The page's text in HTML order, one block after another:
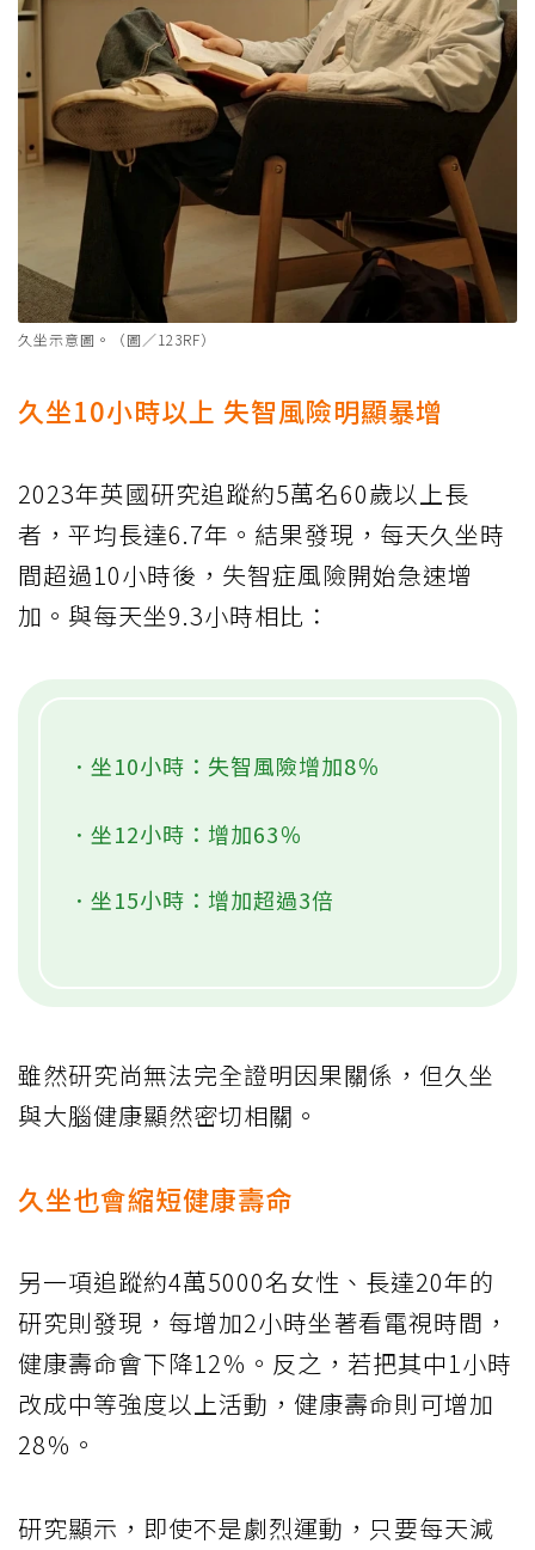
久坐示意圖。（圖／123RF）
久坐10小時以上 失智風險明顯暴增
2023年英國研究追蹤約5萬名60歲以上長
者，平均長達6.7年。結果發現，每天久坐時
間超過10小時後，失智症風險開始急速增
加。與每天坐9.3小時相比：
．坐10小時：失智風險增加8％
．坐12小時：增加63％
．坐15小時：增加超過3倍
雖然研究尚無法完全證明因果關係，但久坐
與大腦健康顯然密切相關。
久坐也會縮短健康壽命
另一項追蹤約4萬5000名女性、長達20年的
研究則發現，每增加2小時坐著看電視時間，
健康壽命會下降12％。反之，若把其中1小時
改成中等強度以上活動，健康壽命則可增加
28％。
研究顯示，即使不是劇烈運動，只要每天減